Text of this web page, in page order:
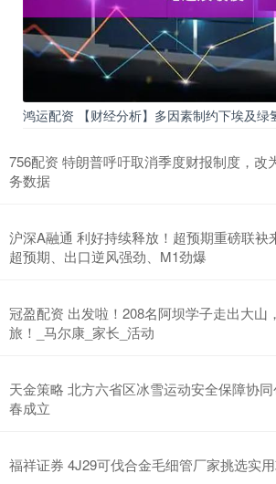
鸿运配资 【财经分析】多因素制约下埃及绿
756配资 特朗普呼吁取消季度财报制度，改
务数据
沪深A融通 利好持续释放！超预期重磅联袂
超预期、出口逆风强劲、M1劲爆
冠盈配资 出发啦！208名阿坝学子走出大山
旅！_马尔康_家长_活动
天金策略 北方六省区冰雪运动安全保障协
春成立
福祥证券 4J29可伐合金毛细管厂家挑选实